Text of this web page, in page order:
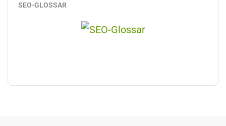
SEO-GLOSSAR